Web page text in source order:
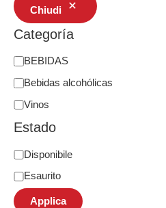
Chiudi
Categoría
BEBIDAS
Bebidas alcohólicas
Vinos
Estado
Disponibile
Esaurito
Applica